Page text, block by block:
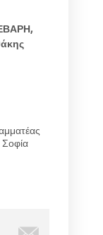
Σοφία